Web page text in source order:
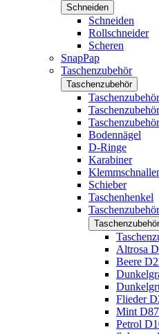
Schneiden
Schneiden
Rollschneider
Scheren
SnapPap
Taschenzubehör
Taschenzubehör
Taschenzubehör
Bodennägel
D-Ringe
Karabiner
Schieber
Taschenhenkel
Altrosa
Beere
Flieder
Mint
Petrol